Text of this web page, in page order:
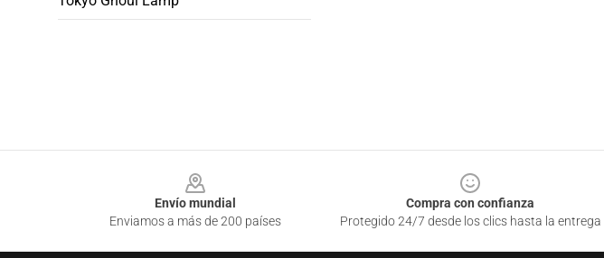
Envío mundial
Enviamos a más de 200 países
Compra con confianza
Protegido 24/7 desde los clics hasta la entrega